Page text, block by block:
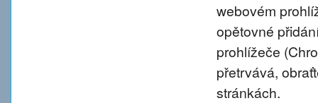
webovém
opětovné
prohlížeče
přetrvává,
stránkách.